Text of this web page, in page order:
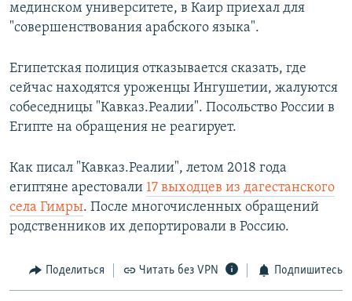
мединском университете, в Каир приехал для
"совершенствования арабского языка".
Египетская полиция отказывается сказать, где
сейчас находятся уроженцы Ингушетии, жалуются
собеседницы "Кавказ.Реалии". Посольство России в
Египте на обращения не реагирует.
Как писал "Кавказ.Реалии", летом 2018 года
египтяне арестовали 17 выходцев из дагестанского
села Гимры. После многочисленных обращений
родственников их депортировали в Россию.
Поделиться Читать без VPN Подпишитесь